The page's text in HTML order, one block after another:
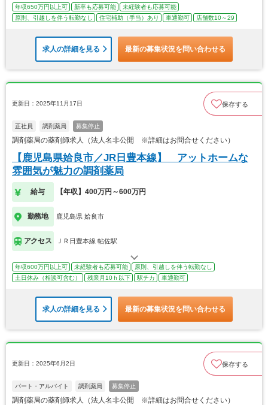
年収650万円以上可 新卒も応募可能
未経験者も応募可能
原則、引越しを伴う転勤なし
住宅補助（手当）あり 車通勤可 店舗数10～29
求人の詳細を見る 最新の募集状況を問い合わせる
更新日：2025年11月17日 保存する
正社員 調剤薬局 募集停止
調剤薬局の薬剤師求人（法人名非公開 ※詳細はお問合せください）
【鹿児島県姶良市／JR日豊本線】 アットホームな
雰囲気が魅力の調剤薬局
給与 【年収】400万円～600万円
勤務地 鹿児島県 姶良市
アクセス ＪＲ日豊本線 帖佐駅
年収600万円以上可 未経験者も応募可能
原則、引越しを伴う転勤なし
土日休み（相談可含む）
残業月10ｈ以下 駅チカ 車通勤可
求人の詳細を見る 最新の募集状況を問い合わせる
更新日：2025年6月2日 保存する
パート・アルバイト 調剤薬局 募集停止
調剤薬局の薬剤師求人（法人名非公開 ※詳細はお問合せください）